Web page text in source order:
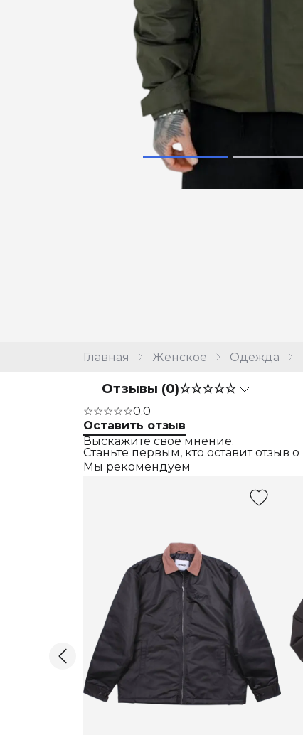
Главная Женское Одежда
Отзывы (0)☆☆☆☆☆
☆☆☆☆☆0.0
Оставить отзыв
Выскажите свое мнение.
Станьте первым, кто оставит отзыв о
Мы рекомендуем